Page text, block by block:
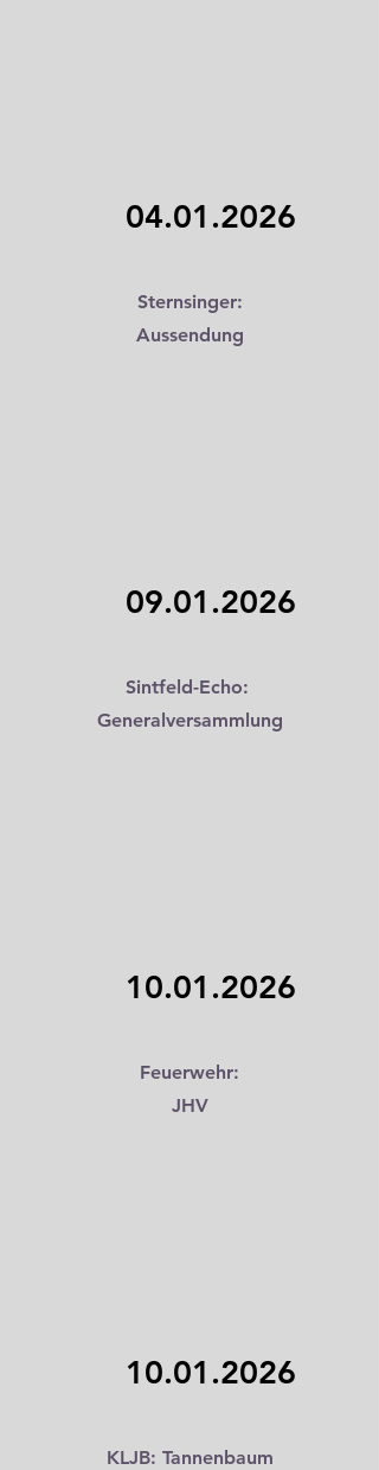
04.01.2026
Sternsinger:
Aussendung
09.01.2026
Sintfeld-Echo:
Generalversammlung
10.01.2026
Feuerwehr:
JHV
10.01.2026
KLJB: Tannenbaum